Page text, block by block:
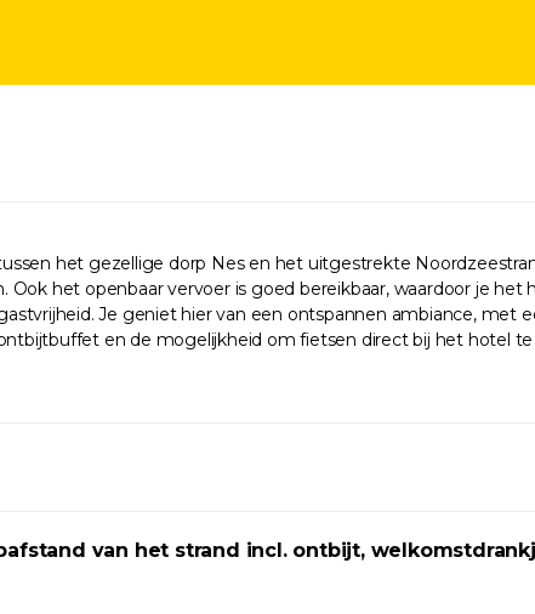
het gezellige dorp Nes en het uitgestrekte
het openbaar vervoer is goed bereikbaar, waardoor je
Je geniet hier van een ontspannen ambiance,
en de mogelijkheid om fietsen direct bij het hotel
van het strand incl. ontbijt,